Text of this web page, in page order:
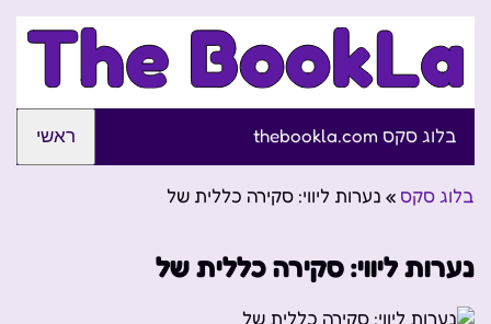
בלוג סקס thebookla.com ראשי
בלוג סקס » נערות ליווי: סקירה כללית של
נערות ליווי: סקירה כללית של